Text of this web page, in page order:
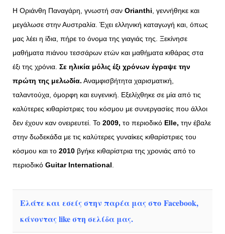
Η Οριάνθη Παναγάρη, γνωστή σαν Orianthi, γεννήθηκε και
μεγάλωσε στην Αυστραλία. Έχει ελληνική καταγωγή και, όπως
μας λέει η ίδια, πήρε το όνομα της γιαγιάς της. Ξεκίνησε
μαθήματα πιάνου τεσσάρων ετών και μαθήματα κιθάρας στα
έξι της χρόνια. Σε ηλικία μόλις έξι χρόνων έγραψε την
πρώτη της μελωδία. Αναμφισβήτητα χαρισματική,
ταλαντούχα, όμορφη και ευγενική. Εξελίχθηκε σε μία από τις
καλύτερες κιθαρίστριες του κόσμου με συνεργασίες που άλλοι
δεν έχουν καν ονειρευτεί. Το 2009, το περιοδικό Elle, την έβαλε
στην δωδεκάδα με τις καλύτερες γυναίκες κιθαρίστριες του
κόσμου και το 2010 βγήκε κιθαρίστρια της χρονιάς από το
περιοδικό Guitar International.
Ελάτε και εσείς στην παρέα μας στο Facebook,
κάνοντας like στη σελίδα μας.